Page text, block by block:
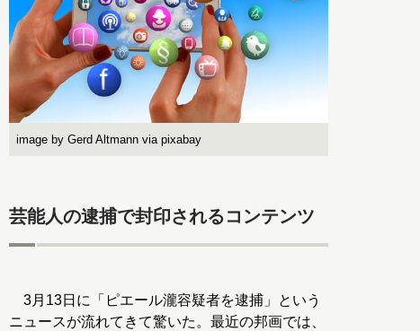
image by Gerd Altmann via pixabay
芸能人の逮捕で封印されるコンテンツ
3月13日に「ピエール瀧容疑者を逮捕」という
ニュースが流れてきて驚いた。最近の邦画では、